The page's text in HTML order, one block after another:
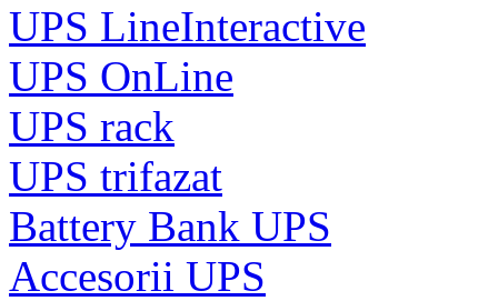
UPS LineInteractive
UPS OnLine
UPS rack
UPS trifazat
Battery Bank UPS
Accesorii UPS